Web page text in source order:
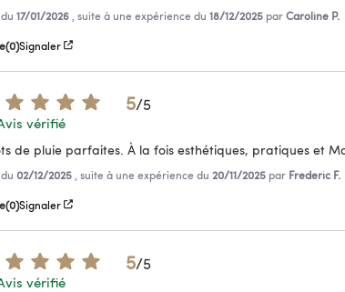
17/01/2026 , suite à une expérience du 18/12/2025 parCaroline P.
(0)Signaler
5/5
vérifié
de pluie parfaites. À la fois esthétiques, pratiques et
02/12/2025 , suite à une expérience du 20/11/2025 par Frederic F.
(0)Signaler
5/5
vérifié